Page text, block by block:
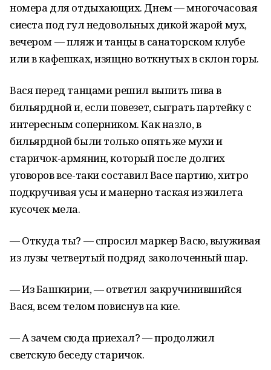
номера для отдыхающих. Днем — многочасовая
сиеста под гул недовольных дикой жарой мух,
вечером — пляж и танцы в санаторском клубе
или в кафешках, изящно воткнутых в склон горы.
Вася перед танцами решил выпить пива в
бильярдной и, если повезет, сыграть партейку с
интересным соперником. Как назло, в
бильярдной были только опять же мухи и
старичок-армянин, который после долгих
уговоров все-таки составил Васе партию, хитро
подкручивая усы и манерно таская из жилета
кусочек мела.
— Откуда ты? — спросил маркер Васю, выуживая
из лузы четвертый подряд заколоченный шар.
— Из Башкирии, — ответил закручинившийся
Вася, всем телом повиснув на кие.
— А зачем сюда приехал? — продолжил
светскую беседу старичок.